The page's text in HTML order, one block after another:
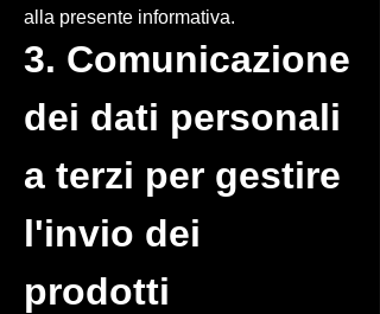
alla presente informativa.
3. Comunicazione
dei dati personali
a terzi per gestire
l'invio dei
prodotti